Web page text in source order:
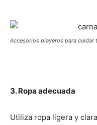
Accesorios playeros para cuidar
3. Ropa adecuada
Utiliza ropa ligera y